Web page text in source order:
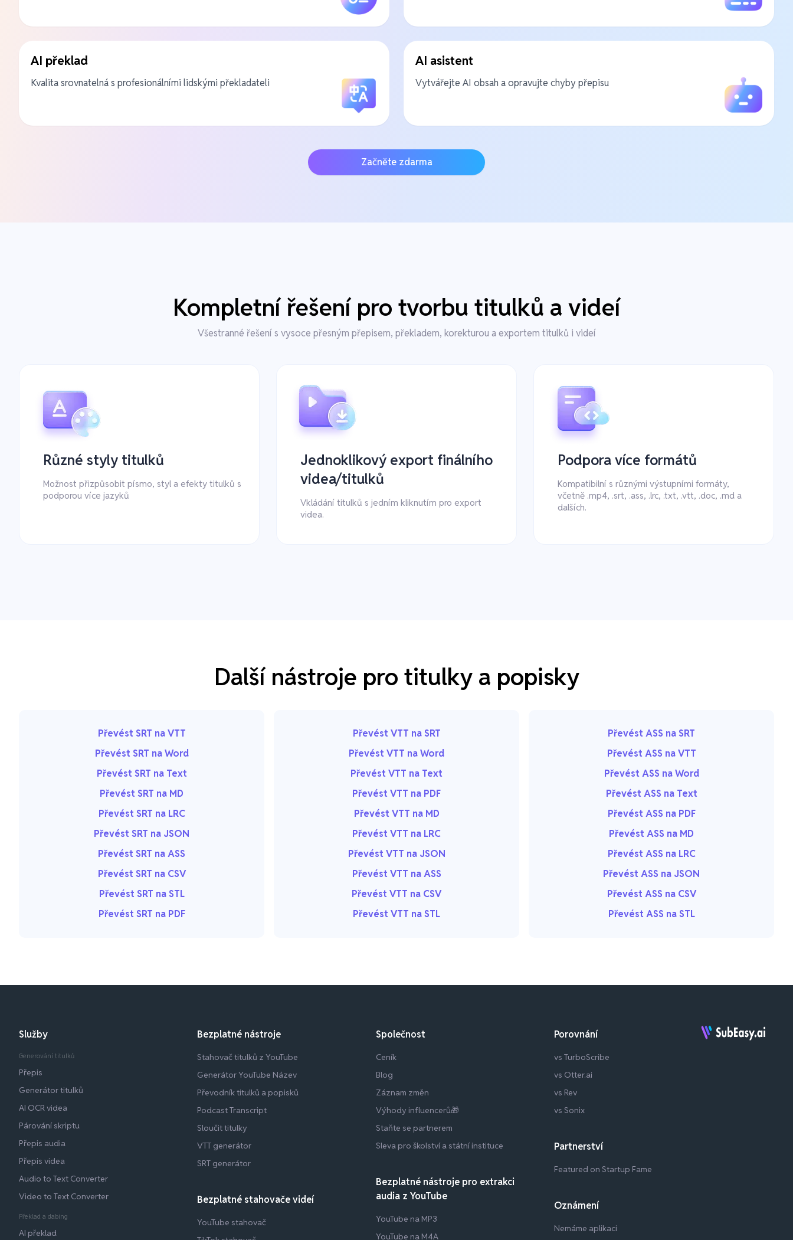
AI překlad
Kvalita srovnatelná s profesionálními lidskými překladateli
AI asistent
Vytvářejte AI obsah a opravujte chyby přepisu
Začněte zdarma
Kompletní řešení pro tvorbu titulků a videí
Všestranné řešení s vysoce přesným přepisem, překladem, korekturou a exportem titulků i videí
Různé styly titulků
Možnost přizpůsobit písmo, styl a efekty titulků s
podporou více jazyků
Jednoklikový export finálního
videa/titulků
Vkládání titulků s jedním kliknutím pro export
videa.
Podpora více formátů
Kompatibilní s různými výstupními formáty,
včetně .mp4, .srt, .ass, .lrc, .txt, .vtt, .doc, .md a
dalších.
Další nástroje pro titulky a popisky
Převést SRT na VTT
Převést SRT na Word
Převést SRT na Text
Převést SRT na MD
Převést SRT na LRC
Převést SRT na JSON
Převést SRT na ASS
Převést SRT na CSV
Převést SRT na STL
Převést SRT na PDF
Převést VTT na SRT
Převést VTT na Word
Převést VTT na Text
Převést VTT na PDF
Převést VTT na MD
Převést VTT na LRC
Převést VTT na JSON
Převést VTT na ASS
Převést VTT na CSV
Převést VTT na STL
Převést ASS na SRT
Převést ASS na VTT
Převést ASS na Word
Převést ASS na Text
Převést ASS na PDF
Převést ASS na MD
Převést ASS na LRC
Převést ASS na JSON
Převést ASS na CSV
Převést ASS na STL
Služby
Generování titulků
Přepis
Generátor titulků
AI OCR videa
Párování skriptu
Přepis audia
Přepis videa
Audio to Text Converter
Video to Text Converter
Překlad a dabing
AI překlad
Bezplatné nástroje
Stahovač titulků z YouTube
Generátor YouTube Název
Převodník titulků a popisků
Podcast Transcript
Sloučit titulky
VTT generátor
SRT generátor
Bezplatné stahovače videí
YouTube stahovač
Společnost
Ceník
Blog
Záznam změn
Výhody influencerů🎁
Staňte se partnerem
Sleva pro školství a státní instituce
Bezplatné nástroje pro extrakci
audia z YouTube
YouTube na MP3
YouTube na M4A
Porovnání
vs TurboScribe
vs Otter.ai
vs Rev
vs Sonix
Partnerství
Featured on Startup Fame
Oznámení
Nemáme aplikaci